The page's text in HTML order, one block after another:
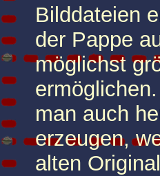
Bilddateien
der Pappe
möglichst
man auch
erzeugen,
alten